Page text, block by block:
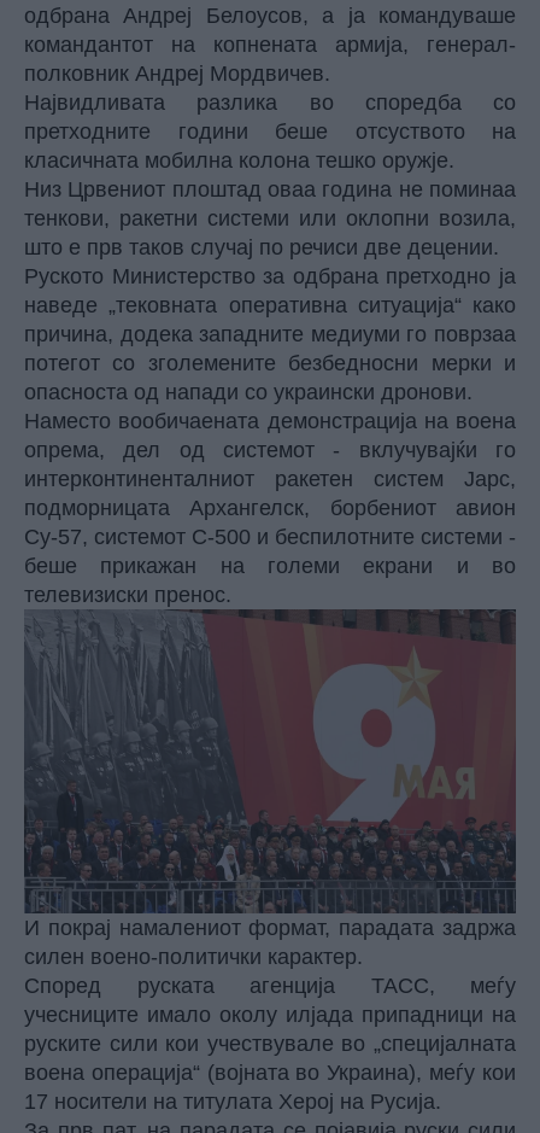
одбрана Андреј Белоусов, а ја командуваше
командантот на копнената армија, генерал-
полковник Андреј Мордвичев.
Највидливата разлика во споредба со
претходните години беше отсуството на
класичната мобилна колона тешко оружје.
Низ Црвениот плоштад оваа година не поминаа
тенкови, ракетни системи или оклопни возила,
што е прв таков случај по речиси две децении.
Руското Министерство за одбрана претходно ја
наведе „тековната оперативна ситуација“ како
причина, додека западните медиуми го поврзаа
потегот со зголемените безбедносни мерки и
опасноста од напади со украински дронови.
Наместо вообичаената демонстрација на воена
опрема, дел од системот - вклучувајќи го
интерконтиненталниот ракетен систем Јарс,
подморницата Архангелск, борбениот авион
Су-57, системот С-500 и беспилотните системи -
беше прикажан на големи екрани и во
телевизиски пренос.
И покрај намалениот формат, парадата задржа
силен воено-политички карактер.
Според руската агенција ТАСС, меѓу
учесниците имало околу илјада припадници на
руските сили кои учествувале во „специјалната
воена операција“ (војната во Украина), меѓу кои
17 носители на титулата Херој на Русија.